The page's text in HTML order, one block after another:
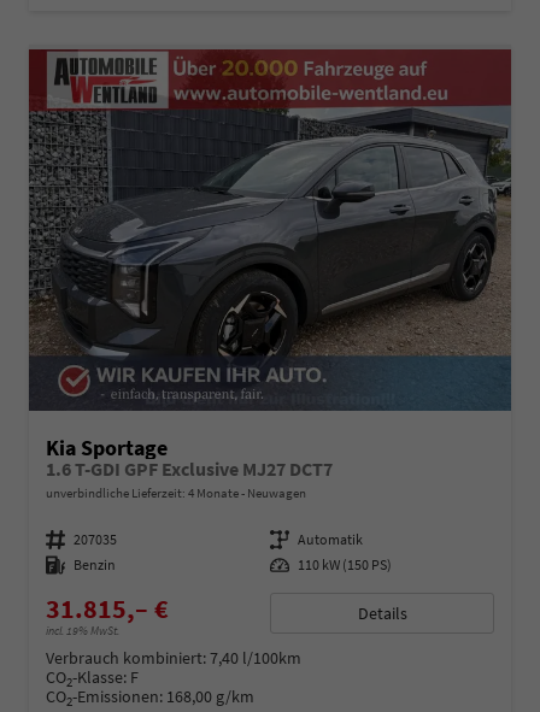
Kia Sportage
1.6 T-GDI GPF Exclusive MJ27 DCT7
unverbindliche Lieferzeit: 4 Monate Neuwagen
Fahrzeugnummer 207035 Getriebe Automatik
Kraftstoff Benzin Leistung 110 kW (150 PS)
31.815,– €
incl. 19% MwSt.
Details
Verbrauch kombiniert:7,40 l/100km
CO2-Klasse: F
CO2-Emissionen: 168,00 g/km